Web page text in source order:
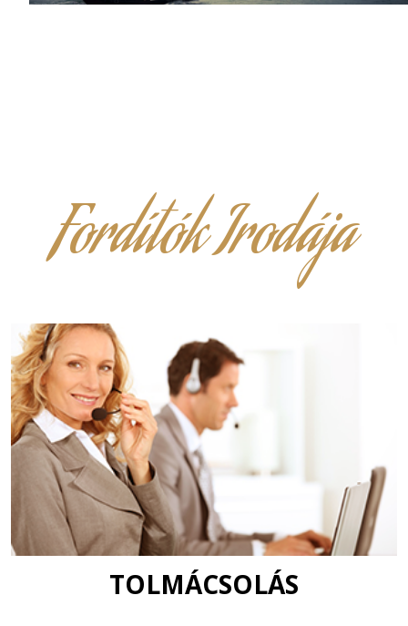
Fordítók Irodája
TOLMÁCSOLÁS